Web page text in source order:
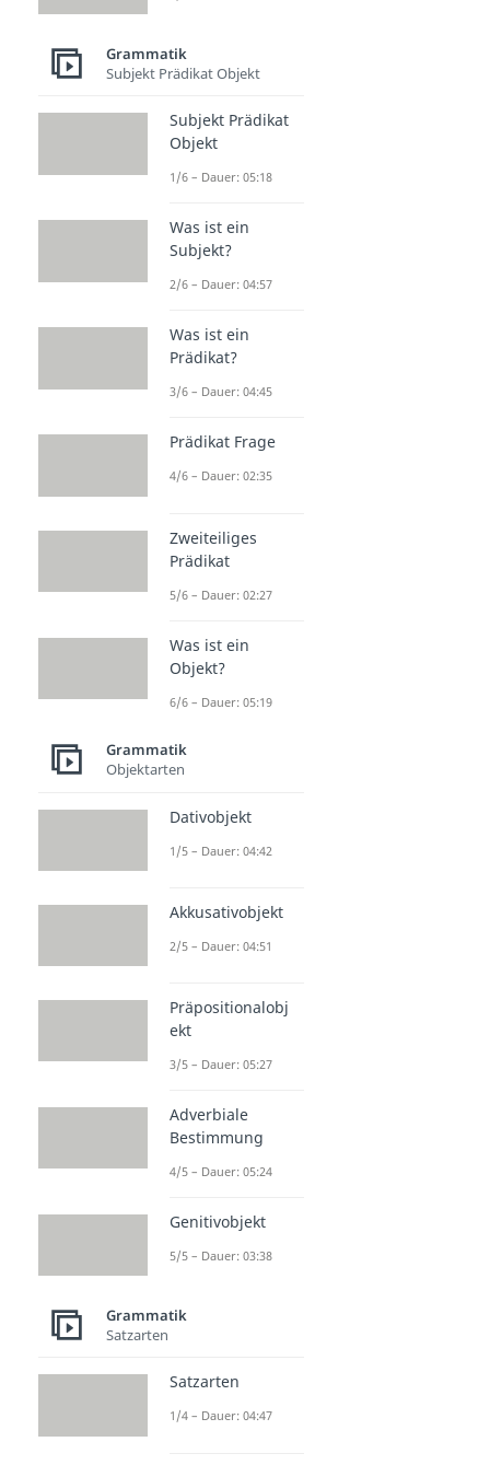
Grammatik
Subjekt Prädikat Objekt
Subjekt Prädikat
Objekt
1/6 – Dauer: 05:18
Was ist ein
Subjekt?
2/6 – Dauer: 04:57
Was ist ein
Prädikat?
3/6 – Dauer: 04:45
Prädikat Frage
4/6 – Dauer: 02:35
Zweiteiliges
Prädikat
5/6 – Dauer: 02:27
Was ist ein
Objekt?
6/6 – Dauer: 05:19
Grammatik
Objektarten
Dativobjekt
1/5 – Dauer: 04:42
Akkusativobjekt
2/5 – Dauer: 04:51
Präpositionalobj
ekt
3/5 – Dauer: 05:27
Adverbiale
Bestimmung
4/5 – Dauer: 05:24
Genitivobjekt
5/5 – Dauer: 03:38
Grammatik
Satzarten
Satzarten
1/4 – Dauer: 04:47